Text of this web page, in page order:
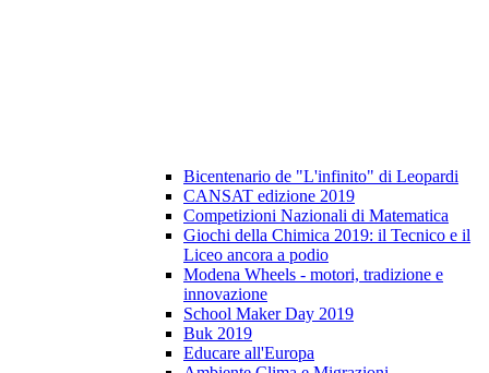
Bicentenario de "L'infinito" di Leopardi
CANSAT edizione 2019
Competizioni Nazionali di Matematica
Giochi della Chimica 2019: il Tecnico e il
Liceo ancora a podio
Modena Wheels - motori, tradizione e
innovazione
School Maker Day 2019
Buk 2019
Educare all'Europa